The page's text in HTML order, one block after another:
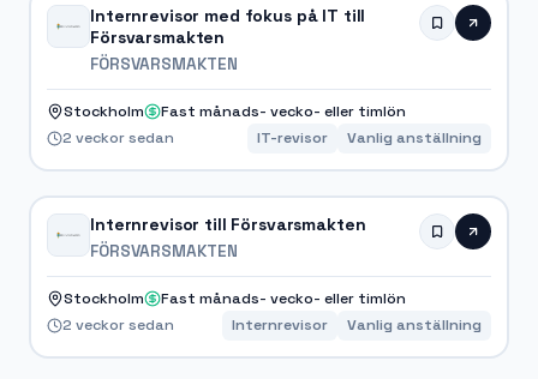
Internrevisor med fokus på IT till
Försvarsmakten
FÖRSVARSMAKTEN
Stockholm
Fast månads- vecko- eller timlön
2 veckor sedan
IT-revisor Vanlig anställning
Internrevisor till Försvarsmakten
FÖRSVARSMAKTEN
Stockholm
Fast månads- vecko- eller timlön
2 veckor sedan
Internrevisor Vanlig anställning